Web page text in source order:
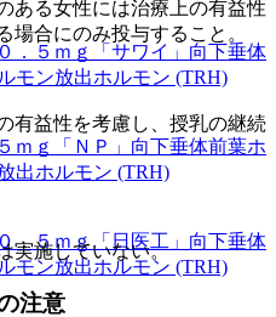
．５ｍｇ「サワイ」 向下垂体
モン放出ホルモン (TRH)
ｍｇ「ＮＰ」 向下垂体前葉ホ
出ホルモン (TRH)
．５ｍｇ「日医工」 向下垂体
モン放出ホルモン (TRH)
ある女性には治療上の有益性
場合にのみ投与すること。
有益性を考慮し、授乳の継続
実施していない。
注意